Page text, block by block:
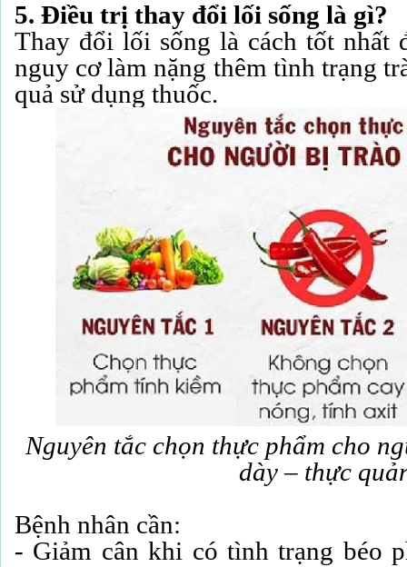
5. Điều trị thay đổi lối sống là gì?
Thay đổi lối sống là cách tốt nhất
nguy cơ làm nặng thêm tình trạng
quả sử dụng thuốc.
Nguyên tắc chọn thực phẩm cho
dày – thực
Bệnh nhân cần:
- Giảm cân khi có tình trạng béo